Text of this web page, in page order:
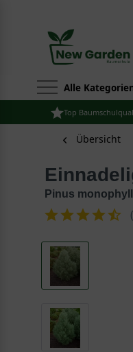
Alle
Top
Übersicht
Pinus
(